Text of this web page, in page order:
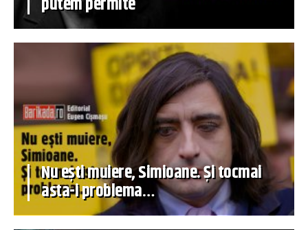
Nu ești muiere, Simioane. Și tocmai
asta-i problema…